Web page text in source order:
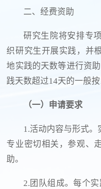
二、经费资助
研究生院将安排专
织研究生开展实践，并
地实践的天数等进行资
践天数超过14天的一般按
（一）申请要求
1.活动内容与形式
专业密切相关，参观、
助。
2.团队组成。每个